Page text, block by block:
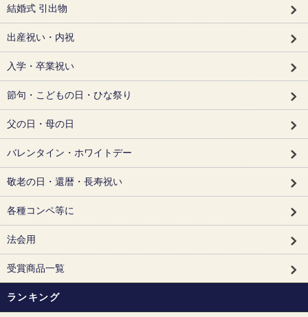
結婚式 引出物
出産祝い・内祝
入学・卒業祝い
節句・こどもの日・ひな祭り
父の日・母の日
バレンタイン・ホワイトデー
敬老の日・還暦・長寿祝い
各種コンペ等に
法会用
受賞商品一覧
ランキング